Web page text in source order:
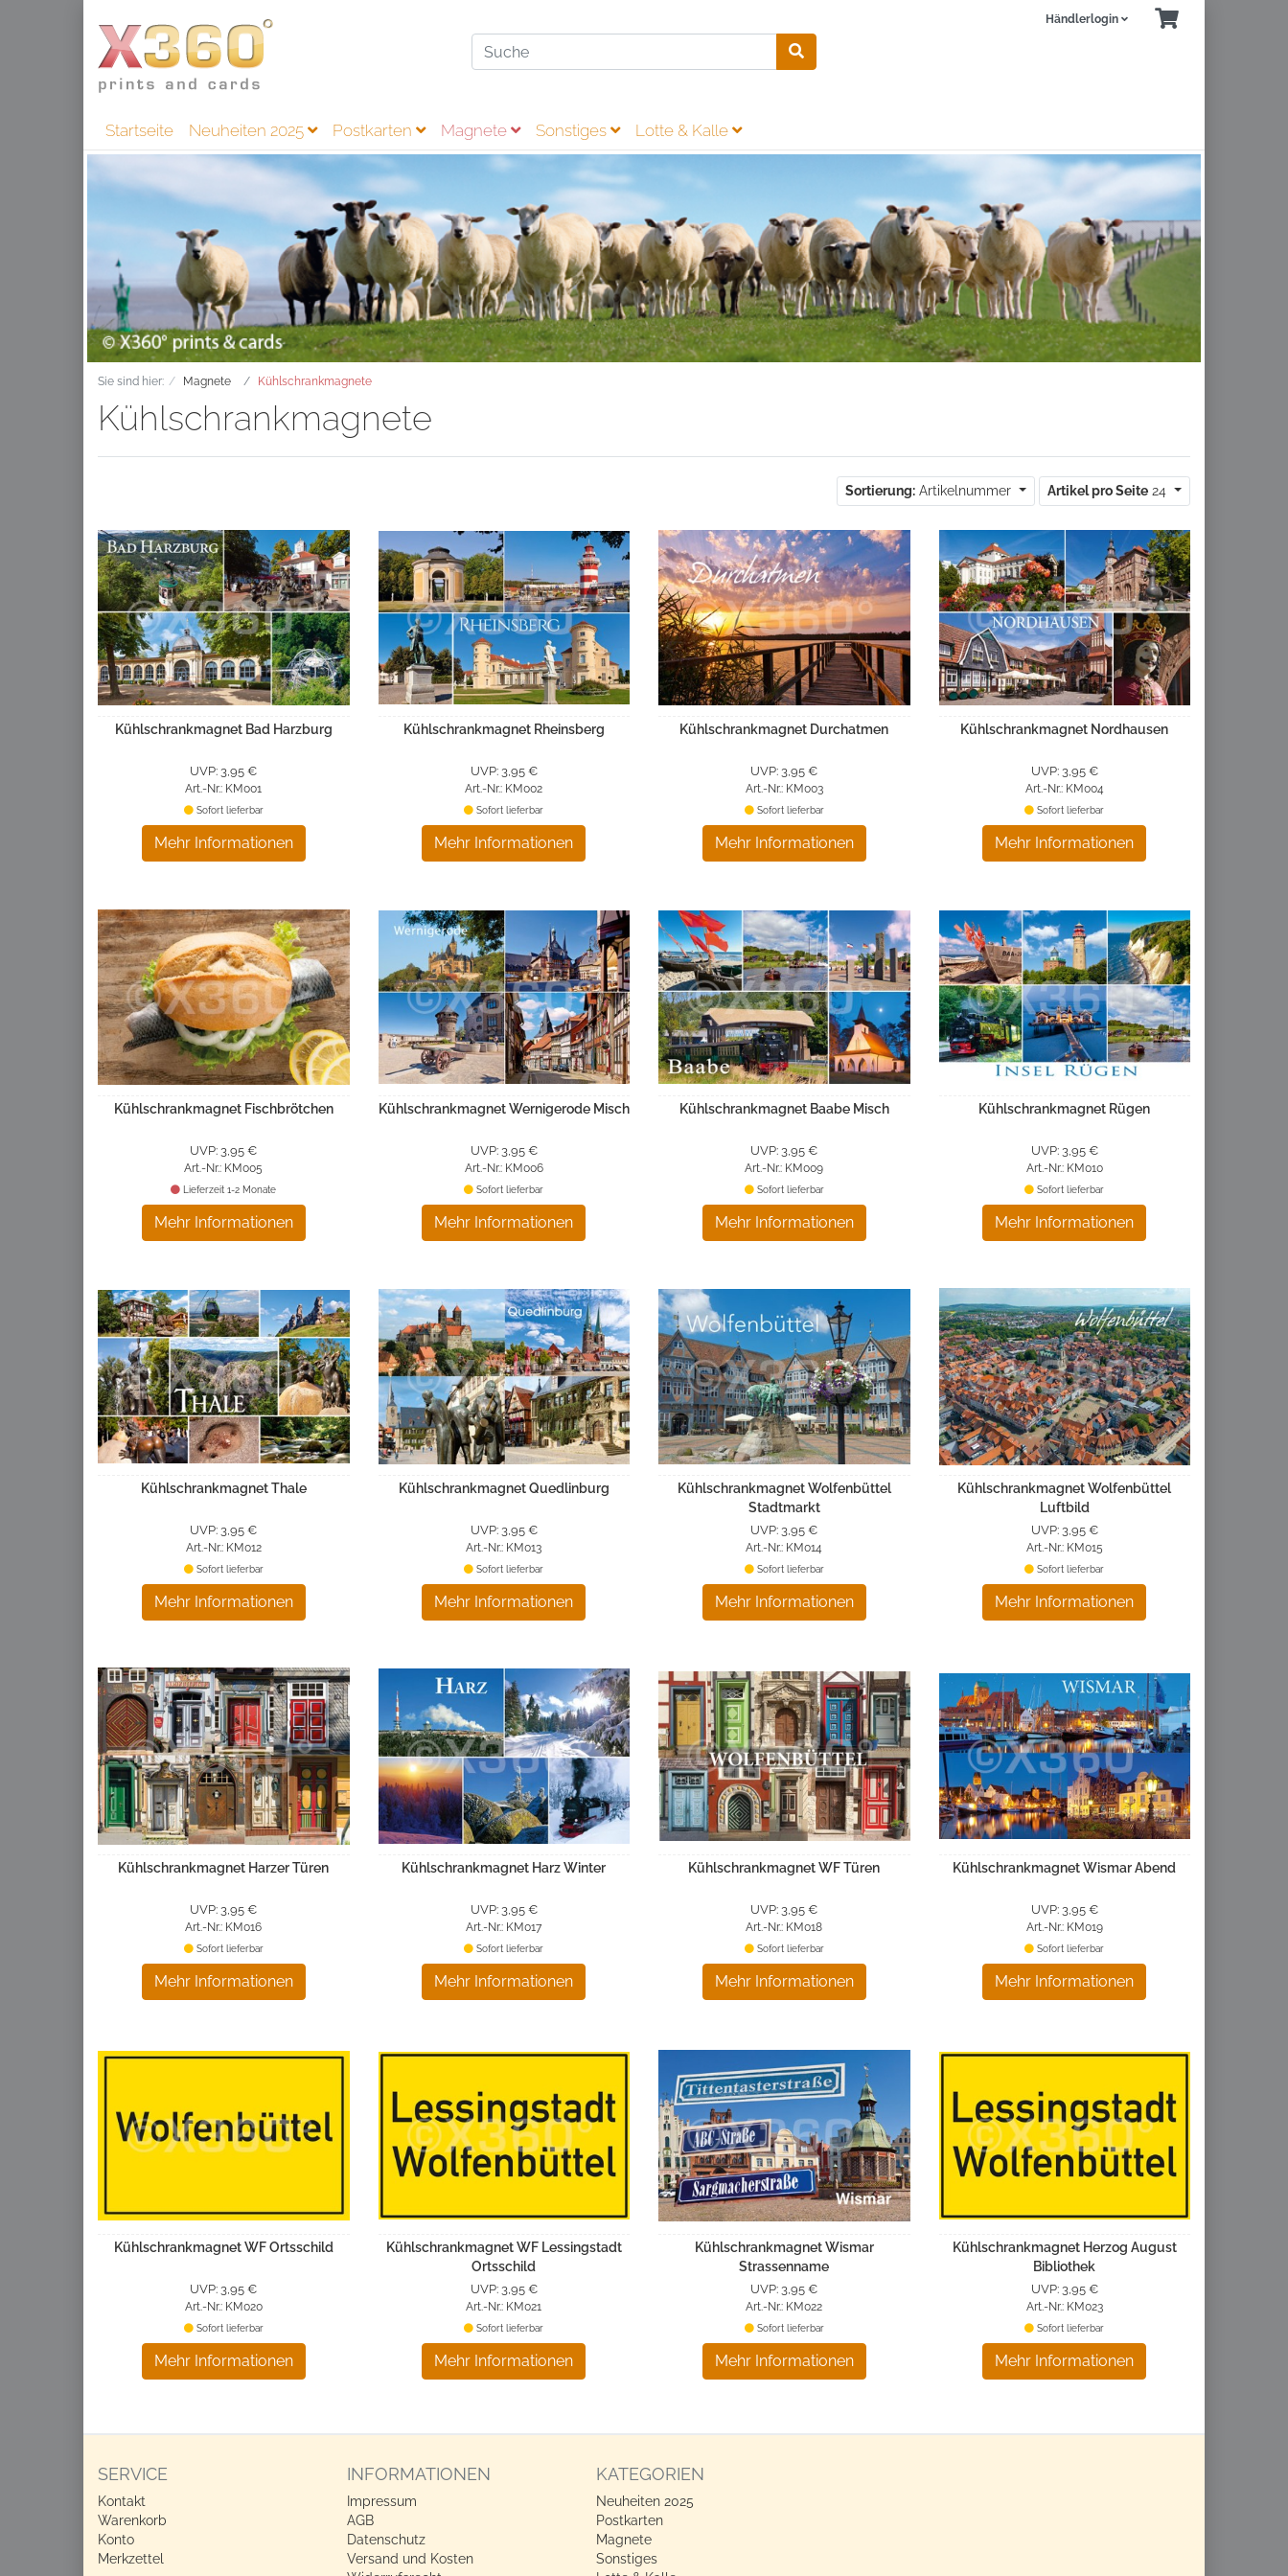
Händlerlogin
Startseite Neuheiten 2025 Postkarten Magnete Sonstiges Lotte & Kalle
Sie sind hier: Magnete Kühlschrankmagnete
Kühlschrankmagnete
Sortierung: Artikelnummer Artikel pro Seite 24
Kühlschrankmagnet Bad Harzburg
UVP: 3,95 €
Art.-Nr.: KM001
Mehr Informationen
Sofort lieferbar
Kühlschrankmagnet Rheinsberg
UVP: 3,95 €
Art.-Nr.: KM002
Mehr Informationen
Sofort lieferbar
Kühlschrankmagnet Durchatmen
UVP: 3,95 €
Art.-Nr.: KM003
Mehr Informationen
Sofort lieferbar
Kühlschrankmagnet Nordhausen
UVP: 3,95 €
Art.-Nr.: KM004
Mehr Informationen
Sofort lieferbar
Kühlschrankmagnet Fischbrötchen
UVP: 3,95 €
Art.-Nr.: KM005
Mehr Informationen
Lieferzeit 1-2 Monate
Kühlschrankmagnet Wernigerode Misch
UVP: 3,95 €
Art.-Nr.: KM006
Mehr Informationen
Sofort lieferbar
Kühlschrankmagnet Baabe Misch
UVP: 3,95 €
Art.-Nr.: KM009
Mehr Informationen
Sofort lieferbar
Kühlschrankmagnet Rügen
UVP: 3,95 €
Art.-Nr.: KM010
Mehr Informationen
Sofort lieferbar
Kühlschrankmagnet Thale
UVP: 3,95 €
Art.-Nr.: KM012
Mehr Informationen
Sofort lieferbar
Kühlschrankmagnet Quedlinburg
UVP: 3,95 €
Art.-Nr.: KM013
Mehr Informationen
Sofort lieferbar
Kühlschrankmagnet Wolfenbüttel
Stadtmarkt
UVP: 3,95 €
Art.-Nr.: KM014
Mehr Informationen
Sofort lieferbar
Kühlschrankmagnet Wolfenbüttel
Luftbild
UVP: 3,95 €
Art.-Nr.: KM015
Mehr Informationen
Sofort lieferbar
Kühlschrankmagnet Harzer Türen
UVP: 3,95 €
Art.-Nr.: KM016
Mehr Informationen
Sofort lieferbar
Kühlschrankmagnet Harz Winter
UVP: 3,95 €
Art.-Nr.: KM017
Mehr Informationen
Sofort lieferbar
Kühlschrankmagnet WF Türen
UVP: 3,95 €
Art.-Nr.: KM018
Mehr Informationen
Sofort lieferbar
Kühlschrankmagnet Wismar Abend
UVP: 3,95 €
Art.-Nr.: KM019
Mehr Informationen
Sofort lieferbar
Kühlschrankmagnet WF Ortsschild
UVP: 3,95 €
Art.-Nr.: KM020
Mehr Informationen
Sofort lieferbar
Kühlschrankmagnet WF Lessingstadt
Ortsschild
UVP: 3,95 €
Art.-Nr.: KM021
Mehr Informationen
Sofort lieferbar
Kühlschrankmagnet Wismar
Strassenname
UVP: 3,95 €
Art.-Nr.: KM022
Mehr Informationen
Sofort lieferbar
Kühlschrankmagnet Herzog August
Bibliothek
UVP: 3,95 €
Art.-Nr.: KM023
Mehr Informationen
Sofort lieferbar
SERVICE
Kontakt
Warenkorb
Konto
Merkzettel
INFORMATIONEN
Impressum
AGB
Datenschutz
Versand und Kosten
KATEGORIEN
Neuheiten 2025
Postkarten
Magnete
Sonstiges